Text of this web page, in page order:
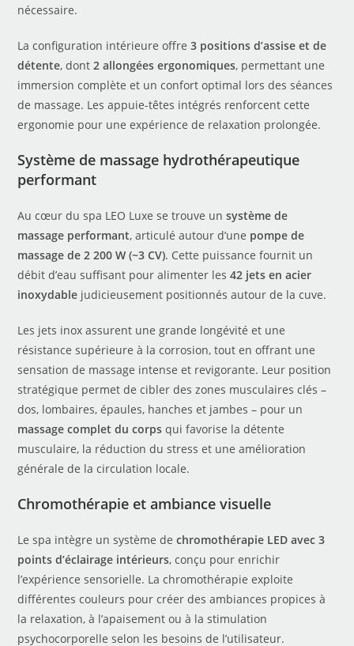
nécessaire.
La configuration intérieure offre3 positions d’assise et de
détente, dont2 allongées ergonomiques, permettant une
immersion complète et un confort optimal lors des séances
de massage. Les appuie-têtes intégrés renforcent cette
ergonomie pour une expérience de relaxation prolongée.
Système de massage hydrothérapeutique
performant
Au cœur du spa LEO Luxe se trouve unsystème de
massage performant, articulé autour d’une pompe de
massage de 2 200 W (~3 CV). Cette puissance fournit un
débit d’eau suffisant pour alimenter les42 jets en acier
inoxydable judicieusement positionnés autour de la cuve.
Les jets inox assurent une grande longévité et une
résistance supérieure à la corrosion, tout en offrant une
sensation de massage intense et revigorante. Leur position
stratégique permet de cibler des zones musculaires clés –
dos, lombaires, épaules, hanches et jambes – pour un
massage complet du corps qui favorise la détente
musculaire, la réduction du stress et une amélioration
générale de la circulation locale.
Chromothérapie et ambiance visuelle
Le spa intègre un système dechromothérapie LED avec 3
points d’éclairage intérieurs, conçu pour enrichir
l’expérience sensorielle. La chromothérapie exploite
différentes couleurs pour créer des ambiances propices à
la relaxation, à l’apaisement ou à la stimulation
psychocorporelle selon les besoins de l’utilisateur.